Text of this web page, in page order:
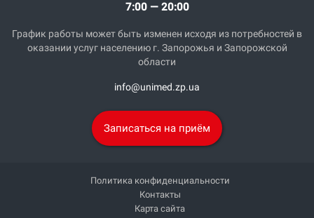
7:00 — 20:00
График работы может быть изменен исходя из потребностей в
оказании услуг населению г. Запорожья и Запорожской
области
info@unimed.zp.ua
Записаться на приём
Политика конфиденциальности
Контакты
Карта сайта